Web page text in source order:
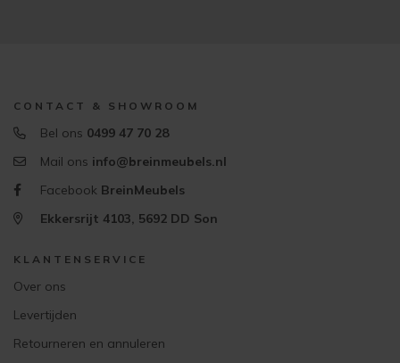
CONTACT & SHOWROOM
Bel ons 0499 47 70 28
Mail ons info@breinmeubels.nl
Facebook BreinMeubels
Ekkersrijt 4103, 5692 DD Son
KLANTENSERVICE
Over ons
Levertijden
Retourneren en annuleren